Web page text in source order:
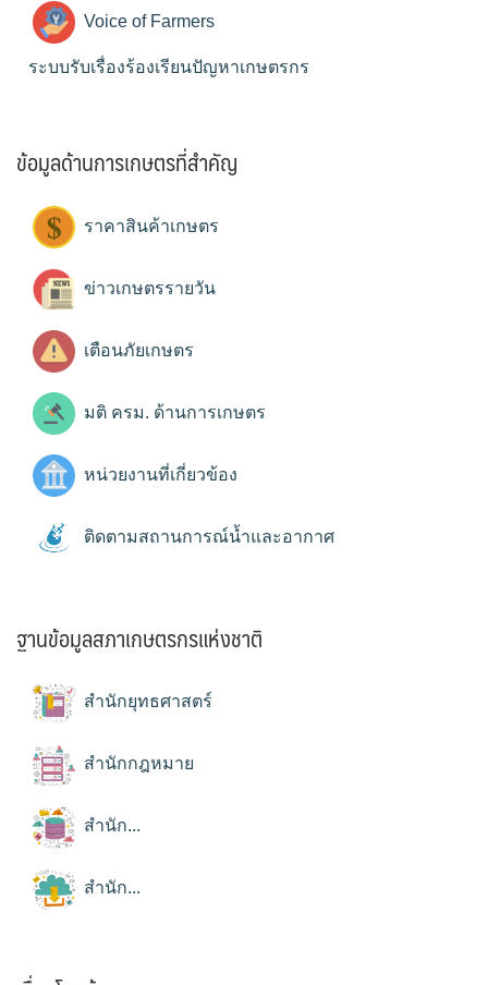
Voice of Farmers
ระบบรับเรื่องร้องเรียนปัญหาเกษตรกร
ข้อมูลด้านการเกษตรที่สำคัญ
ราคาสินค้าเกษตร
ข่าวเกษตรรายวัน
เตือนภัยเกษตร
มติ ครม. ด้านการเกษตร
หน่วยงานที่เกี่ยวข้อง
ติดตามสถานการณ์น้ำและอากาศ
ฐานข้อมูลสภาเกษตรกรแห่งชาติ
สำนักยุทธศาสตร์
สำนักกฎหมาย
สำนัก...
สำนัก...